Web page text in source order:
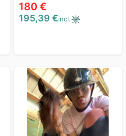
180 €
195,39 €incl.